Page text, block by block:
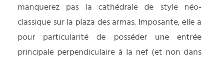
manquerez pas la cathédrale de style néo-
classique sur la plaza des armas. Imposante, elle a
pour particularité de posséder une entrée
principale perpendiculaire à la nef (et non dans